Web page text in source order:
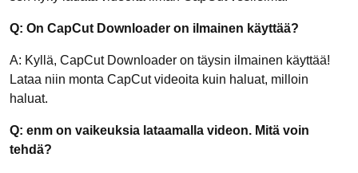
Q: On CapCut Downloader on ilmainen käyttää?
A: Kyllä, CapCut Downloader on täysin ilmainen käyttää!
Lataa niin monta CapCut videoita kuin haluat, milloin
haluat.
Q: enm on vaikeuksia lataamalla videon. Mitä voin
tehdä?